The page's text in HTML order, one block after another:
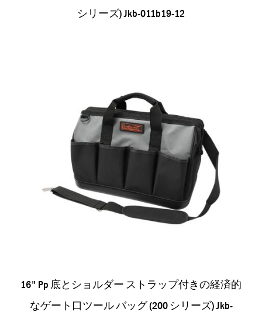
シリーズ) Jkb-011b19-12
16" Pp 底とショルダー ストラップ付きの経済的
なゲート口ツール バッグ (200 シリーズ) Jkb-